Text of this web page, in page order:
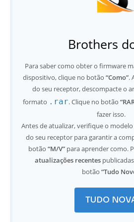
Brothers
Para saber como obter o firmware
dispositivo, clique no botão “Como”.
do seu receptor, descompacte o
formato .rar. Clique no botão
fazer isso.
Antes de atualizar, verifique o
do seu receptor para garantir a
botão “M/V” para aprender como.
atualizações recentes
botão “Tudo
TUDO